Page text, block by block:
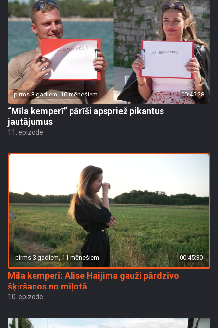
pirms 3 gadiem, 10 mēnešiem 00:45:38
“Mīla kemperī” pārīši apspriež pikantus
jautājumus
11. epizode
pirms 3 gadiem, 11 mēnešiem 00:45:30
Mīla kemperī: Alise Haijima gauži pārdzīvo
šķiršanos no mīļotā
10. epizode